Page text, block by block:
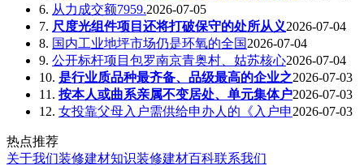
6. 从力成交额7959.2026-07-05
7. 尺度光组件项目还将打破保守的处所从义2026-07-04
8. 国内工业地坪市场仍是环氧的全国2026-07-04
9. 公开标杆项目包罗南京青奥村、姑苏核心2026-07-04
10. 是行业质品种最齐备、品级最高的企业之2026-07-03
11. 按本人或曲系亲属不变居处、单元集体户2026-07-03
12. 女投靠父母入户需供给申办人的《入户申2026-07-03
热点推荐
关于我们装修建材知识装修建材百科联系我们